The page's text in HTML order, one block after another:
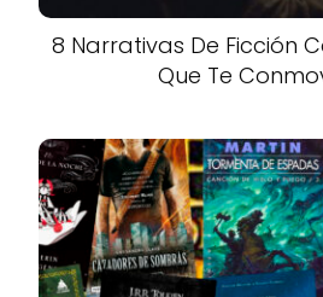
8 Narrativas De Ficción
Que Te